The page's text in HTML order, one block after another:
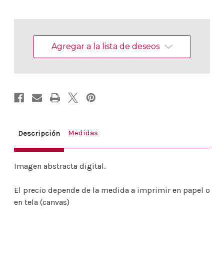
actuales:Agregar a la lista de deseos
Descripción Medidas
Imagen abstracta digital.
El precio depende de la medida a imprimir en papel o
en tela (canvas)